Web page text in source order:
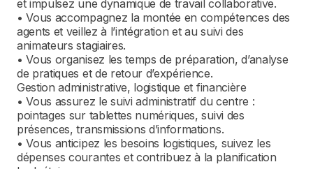
et impulsez une dynamique de travail collaborative.
• Vous accompagnez la montée en compétences des
agents et veillez à l’intégration et au suivi des
animateurs stagiaires.
• Vous organisez les temps de préparation, d’analyse
de pratiques et de retour d’expérience.
Gestion administrative, logistique et financière
• Vous assurez le suivi administratif du centre :
pointages sur tablettes numériques, suivi des
présences, transmissions d’informations.
• Vous anticipez les besoins logistiques, suivez les
dépenses courantes et contribuez à la planification